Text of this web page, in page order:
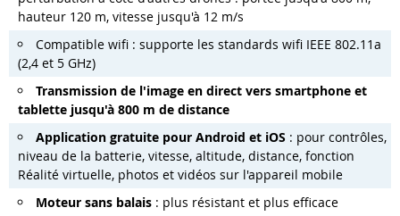
hauteur 120 m, vitesse jusqu'à 12 m/s
Compatible wifi : supporte les standards wifi IEEE 802.11a
(2,4 et 5 GHz)
Transmission de l'image en direct vers smartphone et
tablette jusqu'à 800 m de distance
Application gratuite pour Android et iOS : pour contrôles,
niveau de la batterie, vitesse, altitude, distance, fonction
Réalité virtuelle, photos et vidéos sur l'appareil mobile
Moteur sans balais : plus résistant et plus efficace